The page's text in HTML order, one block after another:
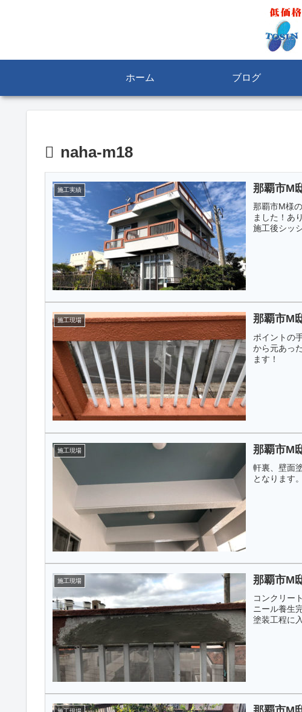
ホーム ブログ
naha-m18
施工実績 那覇市M
那覇市M様
ました！あ
施工後シッ
施工現場 那覇市M
ポイントの
から元あっ
ます！
施工現場 那覇市M
軒裏、壁面
となります
施工現場 那覇市M
コンクリー
ニール養生
塗装工程に